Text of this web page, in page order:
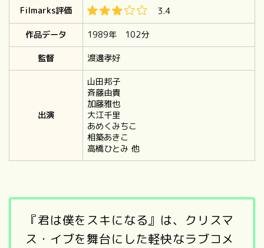
Filmarks評価
3.4
作品データ
1989年 102分
監督
渡邊孝好
出演
山田邦子
斉藤由貴
加藤雅也
大江千里
あめくみちこ
相築あきこ
高橋ひとみ 他
『君は僕をスキになる』は、クリスマ
ス・イブを舞台にした軽快なラブコメ